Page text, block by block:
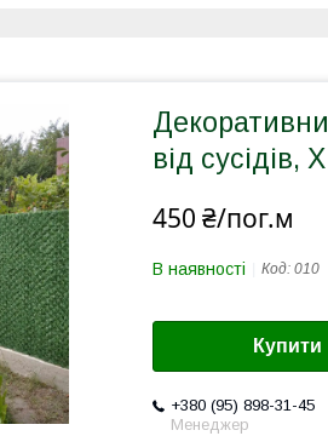
від сусідів,
450 ₴/пог.м
В наявності Код: 010
Купити
+380 (95) 898-31-45
Менеджер